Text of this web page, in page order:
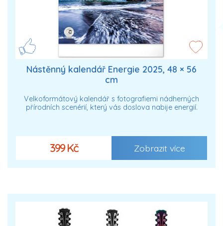
Nástěnný kalendář Energie 2025, 48 × 56
cm
Velkoformátový kalendář s fotografiemi nádherných
přírodních scenérií, který vás doslova nabije energií.
399 Kč Zobrazit více